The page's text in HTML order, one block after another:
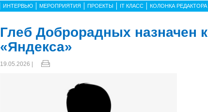
ИНТЕРВЬЮ МЕРОПРИЯТИЯ ПРОЕКТЫ IT КЛАСС КОЛОНКА РЕДАКТОРА
Глеб Доброрадных назначен
«Яндекса»
19.05.2026 |